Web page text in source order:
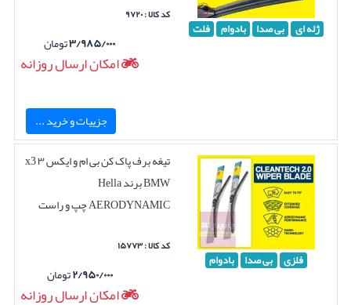
ژله ای بی صدا بادوام فلت
کد کالا : ۹۷۲۰
۳/۹۸۵/۰۰۰تومان
امکان ارسال روزانه
جزییات و خرید ...
فلزی بی صدا بادوام
تیغه برف پاک کن بی ام و ایکس ۳ x3
BMW برند Hella
AERODYNAMIC چپ و راست
کد کالا : ۱۵۷۷۳
۲/۹۵۰/۰۰۰تومان
امکان ارسال روزانه